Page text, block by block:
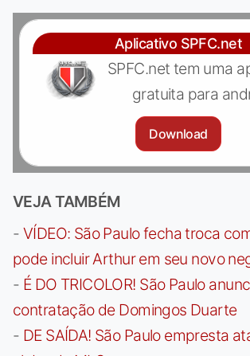
Aplicativo SPFC.net
SPFC.net tem uma
gratuita para
Download
VEJA TAMBÉM
- VÍDEO: São Paulo fecha troca
pode incluir Arthur em seu novo
- É DO TRICOLOR! São Paulo
contratação de Domingos Duarte
- DE SAÍDA! São Paulo empresta